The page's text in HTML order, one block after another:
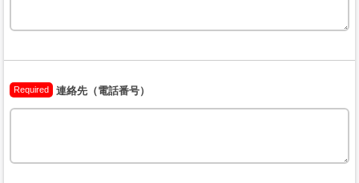
Required 連絡先（電話番号）